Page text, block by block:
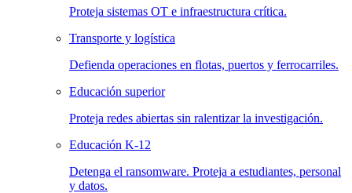
Proteja sistemas OT e infraestructura crítica.
Transporte y logística
Defienda operaciones en flotas, puertos y ferrocarriles.
Educación superior
Proteja redes abiertas sin ralentizar la investigación.
Educación K-12
Detenga el ransomware. Proteja a estudiantes, personal
y datos.